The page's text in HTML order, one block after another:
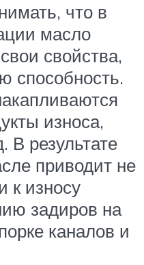
что в
масло
свойства,
способность.
износа,
В результате
приводит не
к износу
задиров на
каналов и